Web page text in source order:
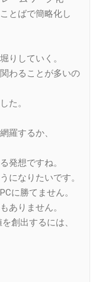
とばで簡略化し
りしていく。
わることが多いの
た。
羅するか、
発想ですね。
になりたいです。
に勝てません。
ありません。
創出するには、